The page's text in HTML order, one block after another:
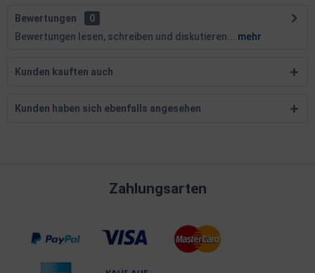
Bewertungen
0
Bewertungen lesen, schreiben und diskutieren...
mehr
Kunden kauften auch
Kunden haben sich ebenfalls angesehen
Zahlungsarten